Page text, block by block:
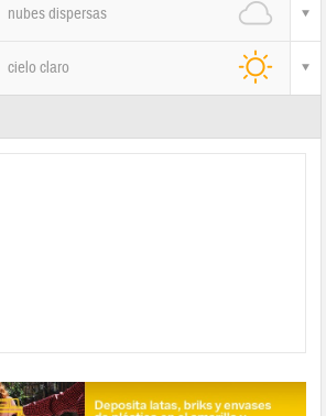
nubes dispersas
cielo claro